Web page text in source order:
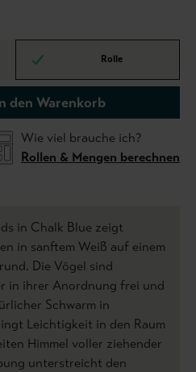
Rolle
den Warenkorb
Wie viel brauche ich?
Rollen & Mengen berechnen
in Chalk Blue zeigt
in sanftem Weiß auf einem
Die Vögel sind
in ihrer Anordnung frei und
Schwarm in
Leichtigkeit in den Raum
Himmel voller ziehender
unterstreicht den